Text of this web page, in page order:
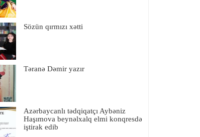
Sözün qırmızı xətti
Təranə Dəmir yazır
Azərbaycanlı tədqiqatçı Aybəniz
Haşımova beynəlxalq elmi konqresdə
iştirak edib